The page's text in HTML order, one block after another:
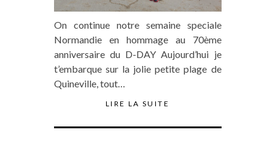
On continue notre semaine speciale
Normandie en hommage au 70ème
anniversaire du D-DAY Aujourd’hui je
t’embarque sur la jolie petite plage de
Quineville, tout…
LIRE LA SUITE